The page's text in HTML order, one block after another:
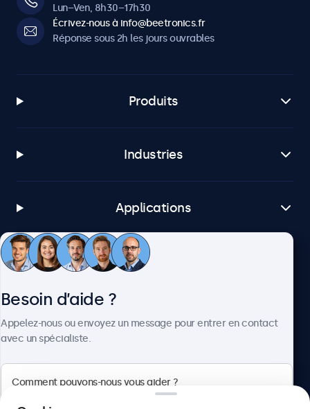
Lun–Ven, 8h30–17h30
Écrivez-nous à info@beetronics.fr
Réponse sous 2h les jours ouvrables
Produits
Industries
Applications
Service client
Besoin d’aide ?
Appelez-nous ou envoyez un message pour entrer en contact
avec un spécialiste.